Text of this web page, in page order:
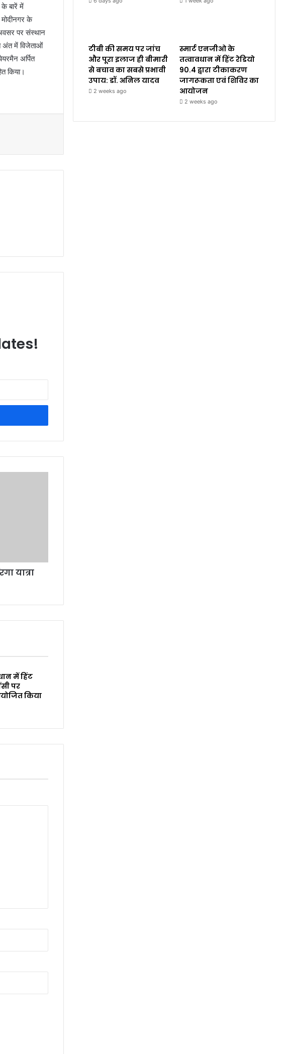
बारें में
के
पर संस्थान
अंत में विजेताओं
अर्पित
किया।
यात्रा
में हिंट
पर
किया
टीबी की समय पर जांच
और पूरा इलाज ही बीमारी
से बचाव का सबसे प्रभावी
उपाय: डॉ. अनिल यादव
2 weeks ago
स्मार्ट एनजीओ के
तत्वावधान में हिंट रेडियो
90.4 द्वारा टीकाकरण
जागरूकता एवं शिविर का
आयोजन
2 weeks ago